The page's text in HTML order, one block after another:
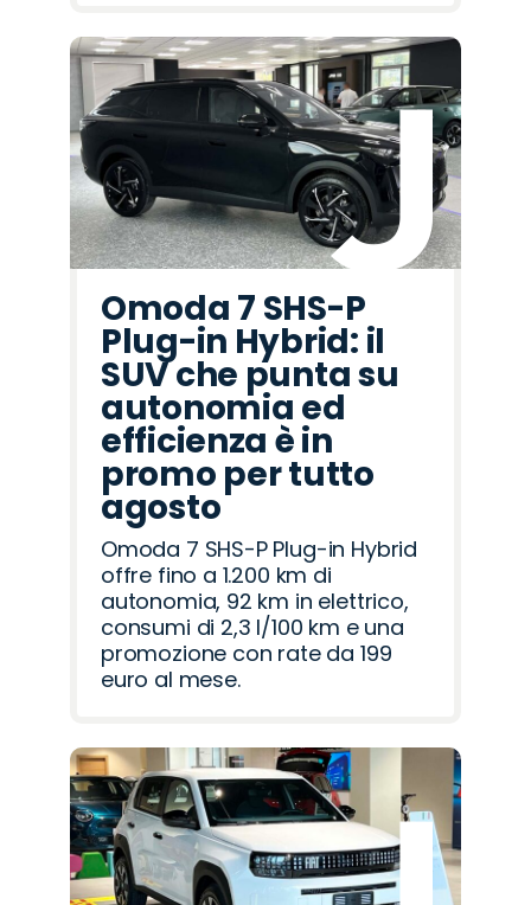
Omoda 7 SHS-P
Plug-in Hybrid: il
SUV che punta su
autonomia ed
efficienza è in
promo per tutto
agosto
Omoda 7 SHS-P Plug-in Hybrid
offre fino a 1.200 km di
autonomia, 92 km in elettrico,
consumi di 2,3 l/100 km e una
promozione con rate da 199
euro al mese.